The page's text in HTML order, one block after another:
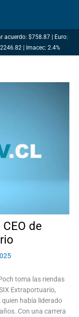
acuerdo: $758.87 | Euro:
| Imacec: 2.4%
de
toma las riendas
Extraportuario,
quien había liderado
Con una carrera